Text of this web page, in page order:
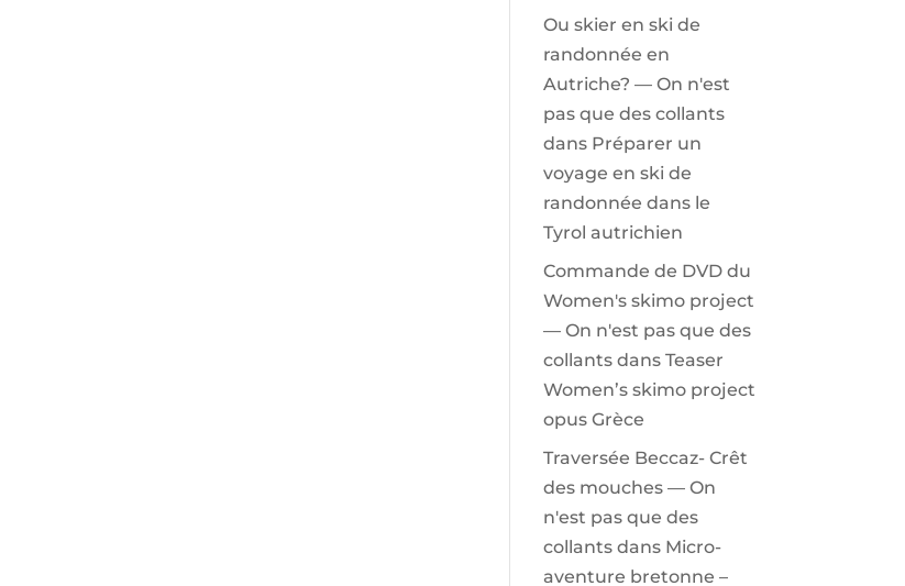
Ou skier en ski de
randonnée en
Autriche? — On n'est
pas que des collants
dans Préparer un
voyage en ski de
randonnée dans le
Tyrol autrichien
Commande de DVD du
Women's skimo project
— On n'est pas que des
collants dansTeaser
Women’s skimo project
opus Grèce
Traversée Beccaz- Crêt
des mouches — On
n'est pas que des
collants dans Micro-
aventure bretonne –